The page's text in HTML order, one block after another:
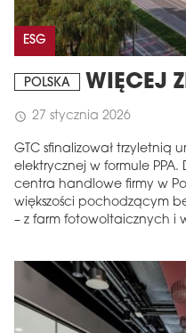
ESG
POLSKA WIĘCEJ
schedule 27 stycznia 2026
GTC sfinalizował trzyletnią
elektrycznej w formule PPA.
centra handlowe firmy w
większości pochodzącym
– z farm fotowoltaicznych i